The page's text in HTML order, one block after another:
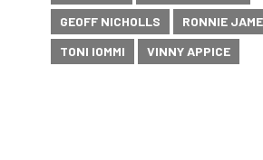
GEOFF NICHOLLS
RONNIE
TONI IOMMI
VINNY APPICE